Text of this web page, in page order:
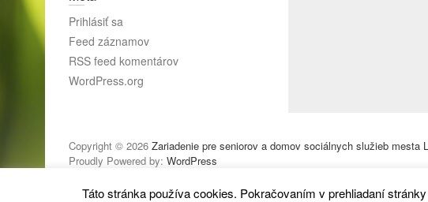
Prihlásiť sa
Feed záznamov
RSS feed komentárov
WordPress.org
Copyright © 2026 Zariadenie pre seniorov a domov sociálnych služieb mesta
Proudly Powered by: WordPress
Táto stránka používa cookies. Pokračovaním v prehliadaní